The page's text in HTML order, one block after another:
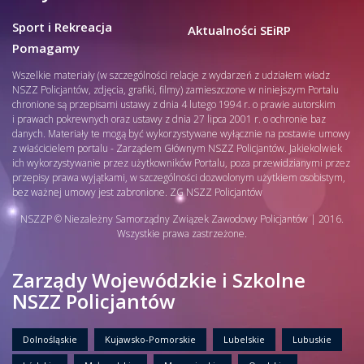
Sport i Rekreacja
Pomagamy
Aktualności SEiRP
Wszelkie materiały (w szczególności relacje z wydarzeń z udziałem władz
NSZZ Policjantów, zdjęcia, grafiki, filmy) zamieszczone w niniejszym Portalu
chronione są przepisami ustawy z dnia 4 lutego 1994 r. o prawie autorskim
i prawach pokrewnych oraz ustawy z dnia 27 lipca 2001 r. o ochronie baz
danych. Materiały te mogą być wykorzystywane wyłącznie na postawie umowy
z właścicielem portalu - Zarządem Głównym NSZZ Policjantów. Jakiekolwiek
ich wykorzystywanie przez użytkowników Portalu, poza przewidzianymi przez
przepisy prawa wyjątkami, w szczególności dozwolonym użytkiem osobistym,
bez ważnej umowy jest zabronione. ZG NSZZ Policjantów
NSZZP © Niezależny Samorządny Związek Zawodowy Policjantów | 2016.
Wszystkie prawa zastrzeżone.
Zarządy Wojewódzkie i Szkolne
NSZZ Policjantów
Dolnośląskie Kujawsko-Pomorskie Lubelskie Lubuskie